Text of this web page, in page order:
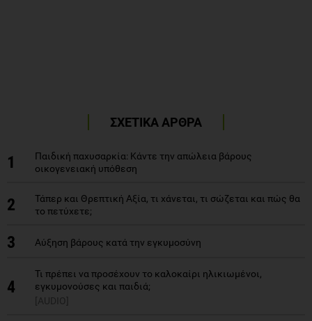
ΣΧΕΤΙΚΑ ΑΡΘΡΑ
1
Παιδική παχυσαρκία: Κάντε την απώλεια βάρους
οικογενειακή υπόθεση
2
Τάπερ και Θρεπτική Αξία, τι χάνεται, τι σώζεται και πώς θα
το πετύχετε;
3 Αύξηση βάρους κατά την εγκυμοσύνη
4
Τι πρέπει να προσέχουν το καλοκαίρι ηλικιωμένοι,
εγκυμονούσες και παιδιά;
[AUDIO]